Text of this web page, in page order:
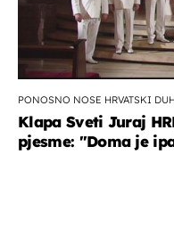
PONOSNO NOSE HRVATSKI
Klapa Sveti Juraj
pjesme: "Doma je